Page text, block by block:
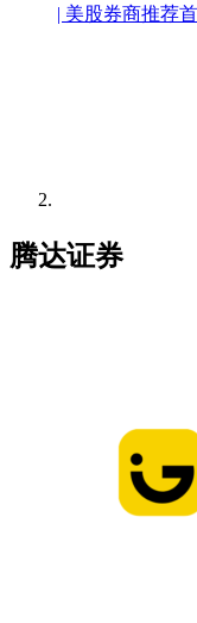
| 美股券商推荐
腾达证券